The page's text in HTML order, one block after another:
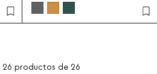
26 productos de 26